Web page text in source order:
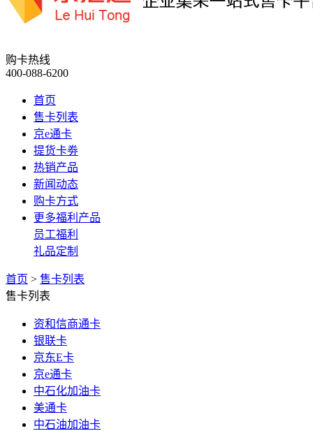
购卡热线
400-088-6200
首页
售卡列表
京e通卡
提货卡劵
热销产品
新闻动态
购卡方式
更多福利产品
员工福利
礼品定制
首页 > 售卡列表
售卡列表
资和信商通卡
银联卡
京东E卡
京e通卡
中石化加油卡
美通卡
中石油加油卡